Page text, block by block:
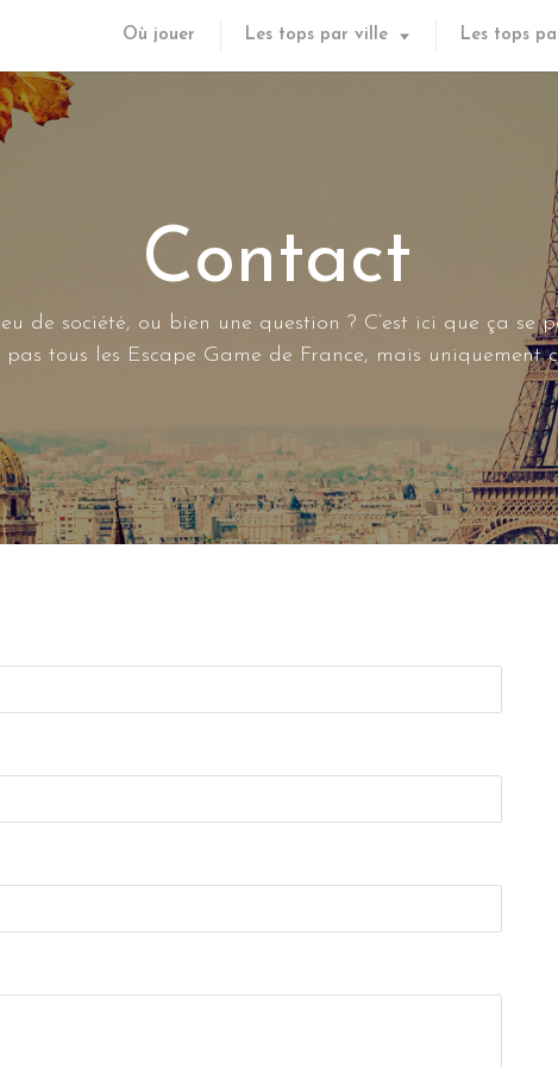
Où jouer Les tops par ville Les tops
Contact
de société, ou bien une question ? C’est ici que ça
pas tous les Escape Game de France, mais uniquement